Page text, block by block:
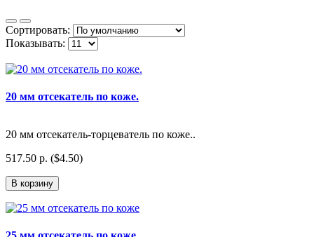
Сортировать:
Показывать:
20 мм отсекатель по коже.
20 мм отсекатель-торцеватель по коже..
517.50 р. ($4.50)
В корзину